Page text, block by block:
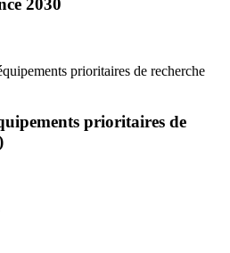
2030
prioritaires de recherche
prioritaires de